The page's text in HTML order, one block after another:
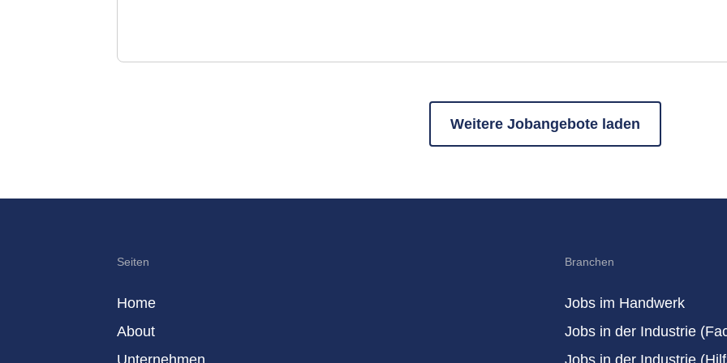
Weitere Jobangebote laden
Seiten
Home
About
Unternehmen
Branchen
Jobs im Handwerk
Jobs in der Industrie
Jobs in der Industrie